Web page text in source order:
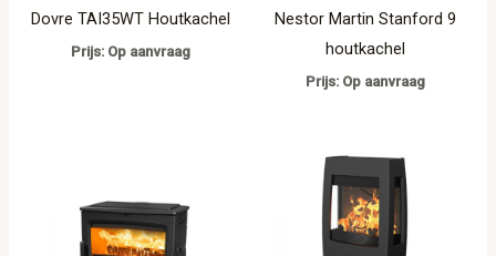
Dovre TAI35WT Houtkachel
Prijs: Op aanvraag
Nestor Martin Stanford 9
houtkachel
Prijs: Op aanvraag